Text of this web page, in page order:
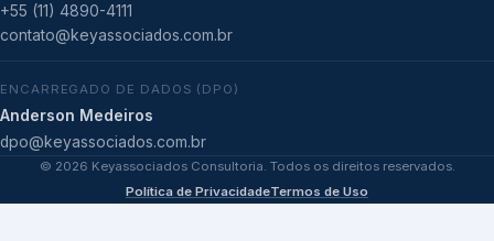
+55 (11) 4890-4111
contato@keyassociados.com.br
ENCARREGADO DE DADOS (DPO)
Anderson Medeiros
dpo@keyassociados.com.br
© 2026 Keyassociados Consultoria. Todos os direitos reservados.
Política de PrivacidadeTermos de Uso